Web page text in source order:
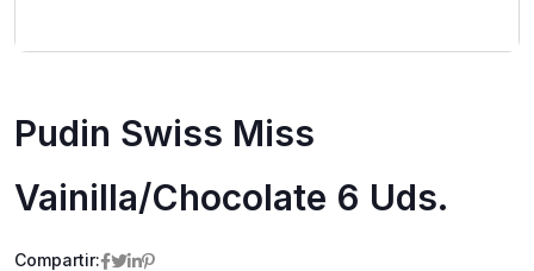
Pudin Swiss Miss
Vainilla/Chocolate 6 Uds.
Compartir: